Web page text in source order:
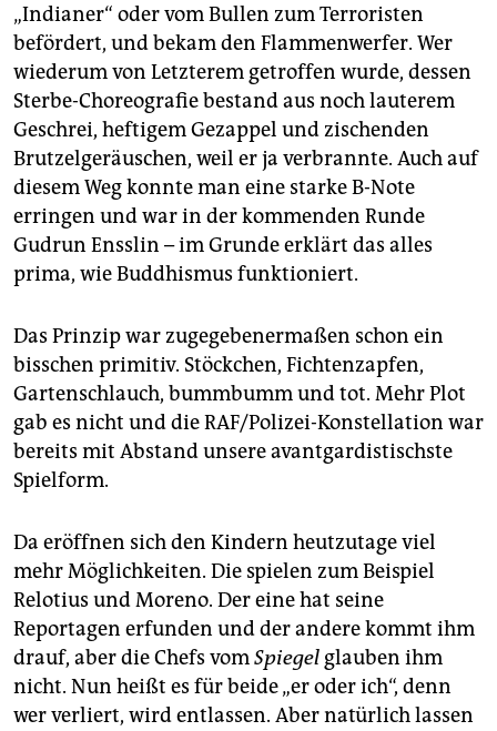
„Indianer“ oder vom Bullen zum Terroristen
befördert, und bekam den Flammenwerfer. Wer
wiederum von Letzterem getroffen wurde, dessen
Sterbe-Choreografie bestand aus noch lauterem
Geschrei, heftigem Gezappel und zischenden
Brutzelgeräuschen, weil er ja verbrannte. Auch auf
diesem Weg konnte man eine starke B-Note
erringen und war in der kommenden Runde
Gudrun Ensslin – im Grunde erklärt das alles
prima, wie Buddhismus funktioniert.
Das Prinzip war zugegebenermaßen schon ein
bisschen primitiv. Stöckchen, Fichtenzapfen,
Gartenschlauch, bummbumm und tot. Mehr Plot
gab es nicht und die RAF/Polizei-Konstellation war
bereits mit Abstand unsere avantgardistischste
Spielform.
Da eröffnen sich den Kindern heutzutage viel
mehr Möglichkeiten. Die spielen zum Beispiel
Relotius und Moreno. Der eine hat seine
Reportagen erfunden und der andere kommt ihm
drauf, aber die Chefs vomSpiegel glauben ihm
nicht. Nun heißt es für beide „er oder ich“, denn
wer verliert, wird entlassen. Aber natürlich lassen